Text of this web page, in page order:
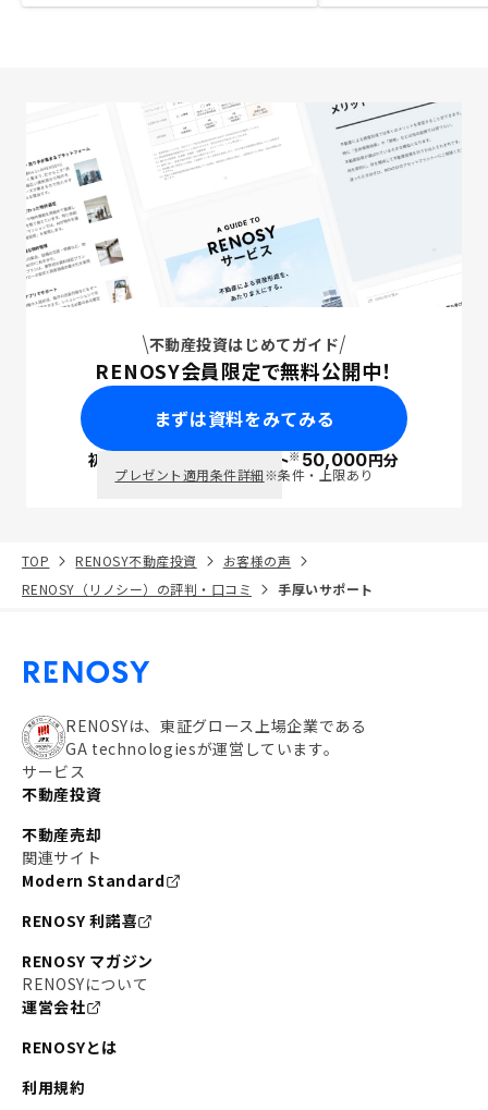
不動産投資はじめてガイド
RENOSY会員限定で無料公開中！
まずは資料をみてみる
初回面談で ポイント※50,000円分
プレゼント適用条件詳細※条件・上限あり
TOP RENOSY不動産投資
お客様の声
RENOSY（リノシー）の評判・口コミ
手厚いサポート
RENOSYは、東証グロース上場企業である
GA technologiesが運営しています。
サービス
不動産投資
不動産売却
関連サイト
Modern Standard
RENOSY 利諾喜
RENOSY マガジン
RENOSYについて
運営会社
RENOSYとは
利用規約